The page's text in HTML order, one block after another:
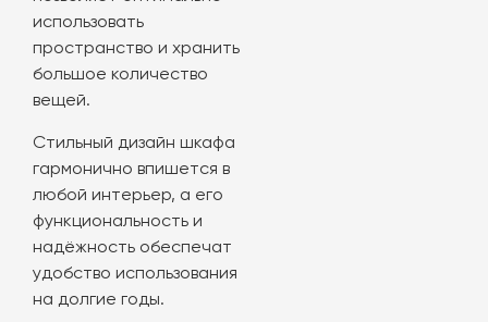
использовать
пространство и хранить
большое количество
вещей.
Стильный дизайн шкафа
гармонично впишется в
любой интерьер, а его
функциональность и
надёжность обеспечат
удобство использования
на долгие годы.